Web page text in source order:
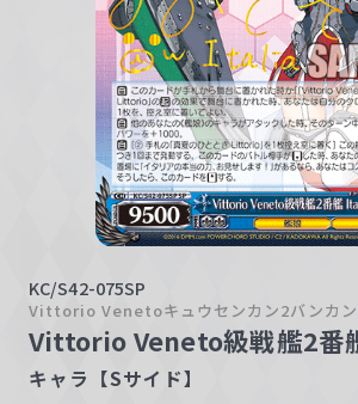
KC/S42-075SP
Vittorio Venetoキュウセンカン2バンカ
Vittorio Veneto級戦艦2番
キャラ【Sサイド】